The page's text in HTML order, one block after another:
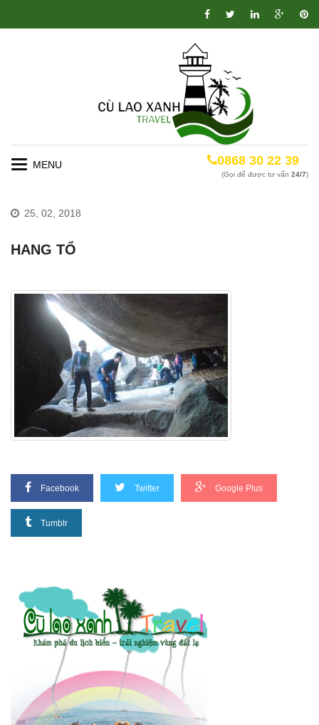
Toggle
0868 30 22 39
(Gọi để được tư vấn 24/7)
25, 02, 2018
HANG TỔ
Facebook Twitter Google Plus
Tumblr